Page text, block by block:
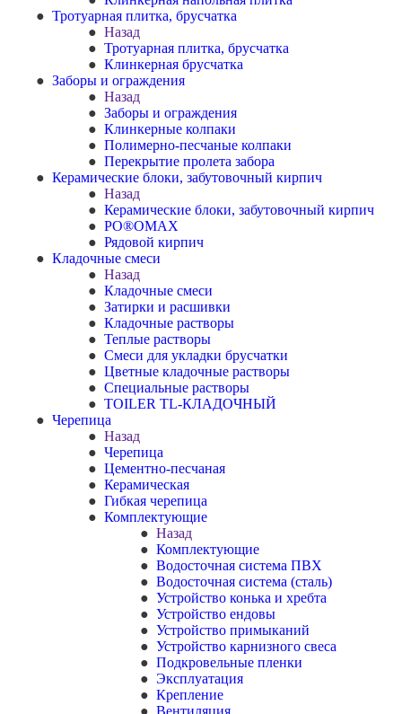
Тротуарная плитка, брусчатка
Назад
Тротуарная плитка, брусчатка
Клинкерная брусчатка
Заборы и ограждения
Назад
Заборы и ограждения
Клинкерные колпаки
Полимерно-песчаные колпаки
Перекрытие пролета забора
Керамические блоки, забутовочный кирпич
Назад
Керамические блоки, забутовочный кирпич
PO®OMAX
Рядовой кирпич
Кладочные смеси
Назад
Кладочные смеси
Затирки и расшивки
Кладочные растворы
Теплые растворы
Смеси для укладки брусчатки
Цветные кладочные растворы
Специальные растворы
TOILER TL-КЛАДОЧНЫЙ
Черепица
Назад
Черепица
Цементно-песчаная
Керамическая
Гибкая черепица
Комплектующие
Назад
Комплектующие
Водосточная система ПВХ
Водосточная система (сталь)
Устройство конька и хребта
Устройство ендовы
Устройство примыканий
Устройство карнизного свеса
Подкровельные пленки
Эксплуатация
Крепление
Вентиляция